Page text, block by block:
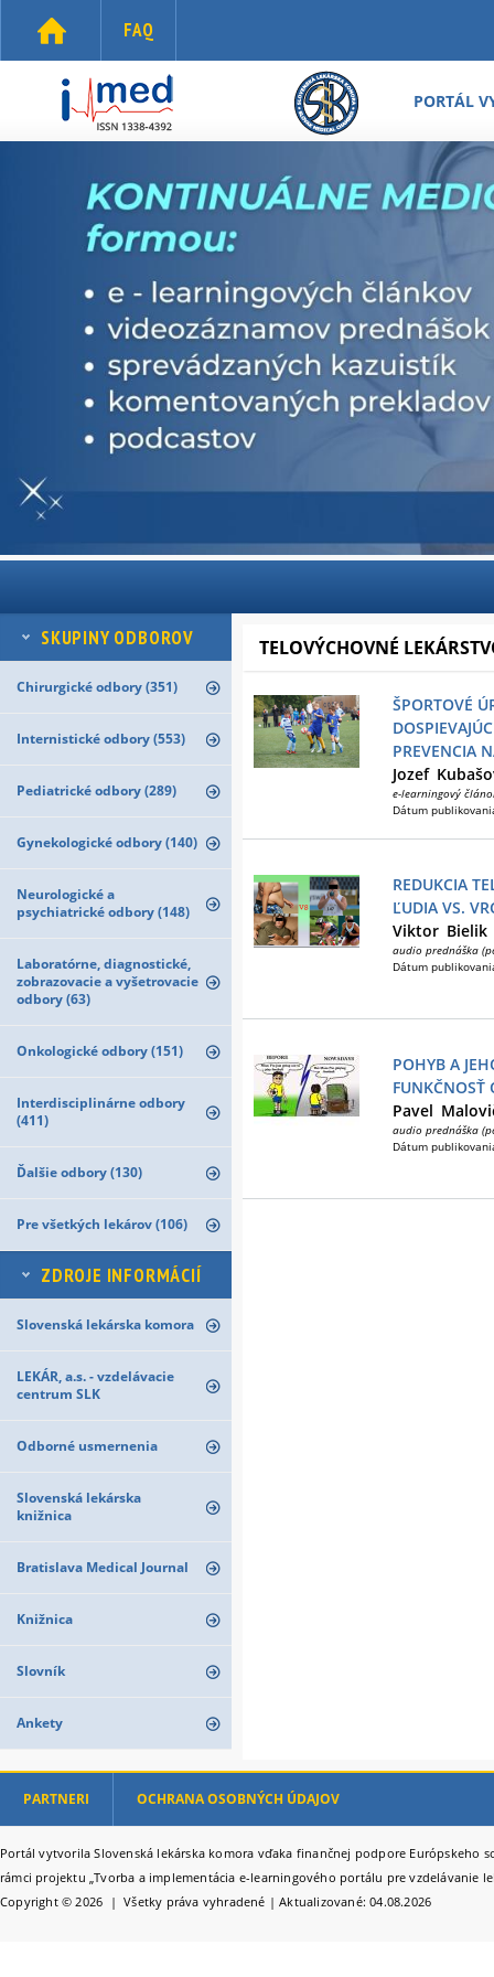
FAQ
PORTÁL
SKUPINY ODBOROV
Chirurgické odbory (351)
Internistické odbory (553)
Pediatrické odbory (289)
Gynekologické odbory (140)
Neurologické a
psychiatrické odbory (148)
Laboratórne, diagnostické,
zobrazovacie a vyšetrovacie
odbory (63)
Onkologické odbory (151)
Interdisciplinárne odbory
(411)
Ďalšie odbory (130)
Pre všetkých lekárov (106)
ZDROJE INFORMÁCIÍ
Slovenská lekárska komora
LEKÁR, a.s. - vzdelávacie
centrum SLK
Odborné usmernenia
Slovenská lekárska
knižnica
Bratislava Medical Journal
Knižnica
Slovník
Ankety
TELOVÝCHOVNÉ
ŠPORTOVÉ
PREVENCIA
Jozef
e-learningový
Dátum
REDUKCIA
ĽUDIA VS.
Viktor Bielik
audio prednáška
Dátum
POHYB A
FUNKČNOSŤ
Pavel
audio prednáška
Dátum
PARTNERI OCHRANA OSOBNÝCH ÚDAJOV
Portál vytvorila Slovenská lekárska komora vďaka finančnej podpore Európskeho
rámci projektu „Tvorba a implementácia e-learningového portálu pre vzdelávanie
Copyright © 2026 | Všetky práva vyhradené | Aktualizované: 04.08.2026